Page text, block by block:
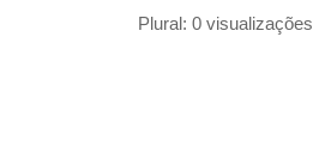
Plural: 0 visualizações